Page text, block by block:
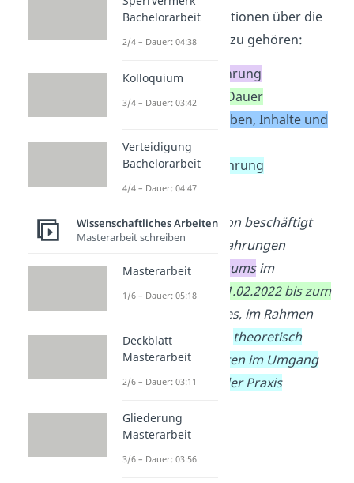
wichtigstenInformationen über die
Lernsituation ein. Dazu gehören:
Art der Lernerfahrung
Ort, Datum und Dauer
Wichtigste Aufgaben, Inhalte und
Abläufe
Ziel der Lernerfahrung
➡️ Beispiel:
Die folgende Reflexion beschäftigt
sich mit den Lernerfahrungen
während desPraktikumsim
Kindergarten vom 01.02.2022 bis zum
01.06.2022
. Ziel war es, im Rahmen
einesBastelprojekts
theoretisch
erworbene Fähigkeiten im Umgang
mit Kleinkindern in der Praxis
Bachelorarbeit
2/4 – Dauer: 04:38
Kolloquium
3/4 – Dauer: 03:42
Verteidigung
Bachelorarbeit
4/4 – Dauer: 04:47
Wissenschaftliches Arbeiten
Masterarbeit schreiben
Masterarbeit
1/6 – Dauer: 05:18
Deckblatt
Masterarbeit
2/6 – Dauer: 03:11
Gliederung
Masterarbeit
3/6 – Dauer: 03:56